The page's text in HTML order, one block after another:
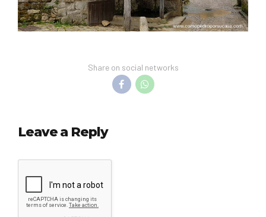
Share on social networks
Leave a Reply